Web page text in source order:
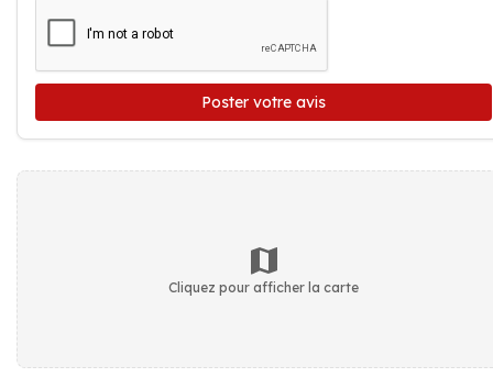
Poster votre avis
Cliquez pour afficher la carte